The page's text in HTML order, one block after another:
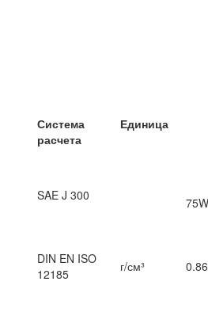
Система
расчета
Единица
SAE J 300
DIN EN ISO
12185
г/см³